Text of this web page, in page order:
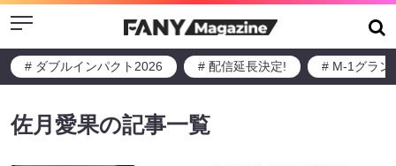
Menu
# ダブルインパクト2026 # 配信延長決定! # M-1グラン
佐月愛果の記事一覧